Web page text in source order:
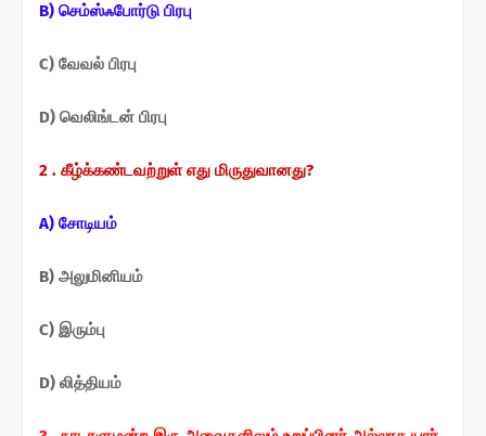
B) செம்ஸ்ஃபோர்டு பிரபு
C) வேவல் பிரபு
D) வெலிங்டன் பிரபு
2 . கீழ்க்கண்டவற்றுள் எது மிருதுவானது?
A) சோடியம்
B) அலுமினியம்
C) இரும்பு
D) லித்தியம்